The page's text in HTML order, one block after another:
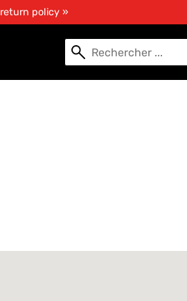
policy »